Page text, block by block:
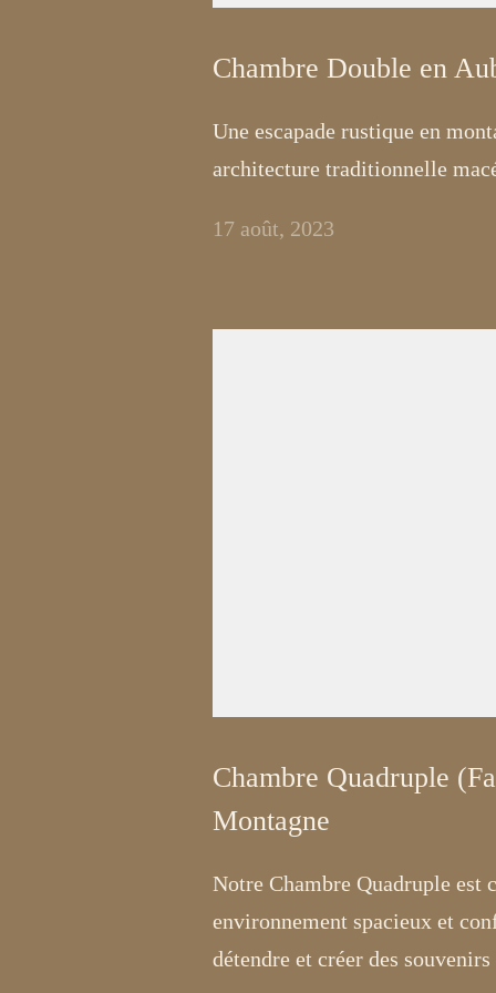
Chambre Double en
Une escapade rustique en
architecture traditionnelle
17 août, 2023
Chambre Quadruple
Montagne
Notre Chambre Quadruple
environnement spacieux et
détendre et créer des